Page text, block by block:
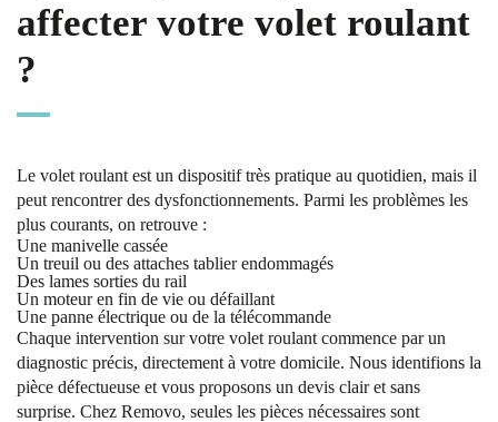
affecter votre volet roulant
?
Le volet roulant est un dispositif très pratique au quotidien, mais il
peut rencontrer des dysfonctionnements. Parmi les problèmes les
plus courants, on retrouve :
Une manivelle cassée
Un treuil ou des attaches tablier endommagés
Des lames sorties du rail
Un moteur en fin de vie ou défaillant
Une panne électrique ou de la télécommande
Chaque intervention sur votre volet roulant commence par un
diagnostic précis, directement à votre domicile. Nous identifions la
pièce défectueuse et vous proposons un devis clair et sans
surprise. Chez Removo, seules les pièces nécessaires sont